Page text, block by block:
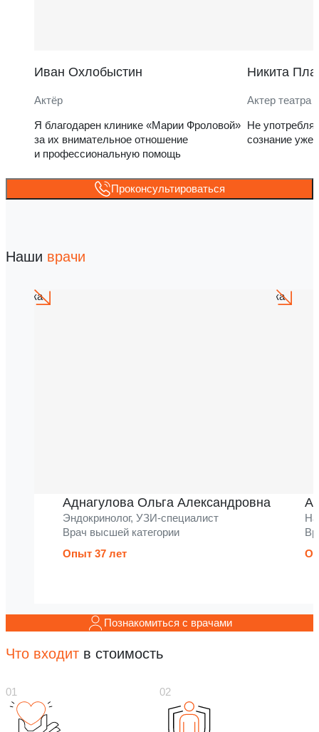
Иван Охлобыстин
Актёр
Я благодарен клинике «Марии Фроловой»
за их внимательное отношение
и профессиональную помощь
Никита
Актер театра
Не
сознание уже
Проконсультироваться
Наши врачи
Аднагулова Ольга Александровна
Эндокринолог, УЗИ-специалист
Врач высшей категории
Опыт 37 лет
Познакомиться с врачами
Что входит в стоимость